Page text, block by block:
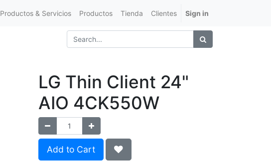
Productos & Servicios Productos Tienda Clientes Sign in
LG Thin Client 24"
AIO 4CK550W
Add to Cart